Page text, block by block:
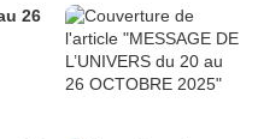
26